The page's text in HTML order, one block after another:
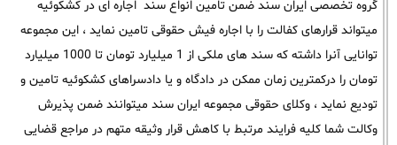
گروه تخصصی ایران سند ضمن تامین انواع سند اجاره ای در کشکوئیه
میتواند قرارهای کفالت را با اجاره فیش حقوقی تامین نماید ، این مجموعه
توانایی آنرا داشته که سند های ملکی از 1 میلیارد تومان تا 1000 میلیارد
تومان را درکمترین زمان ممکن در دادگاه و یا دادسراهای کشکوئیه تامین و
تودیع نماید ، وکلای حقوقی مجموعه ایران سند میتوانند ضمن پذیرش
وکالت شما کلیه فرایند مرتبط با کاهش قرار وثیقه متهم در مراجع قضایی